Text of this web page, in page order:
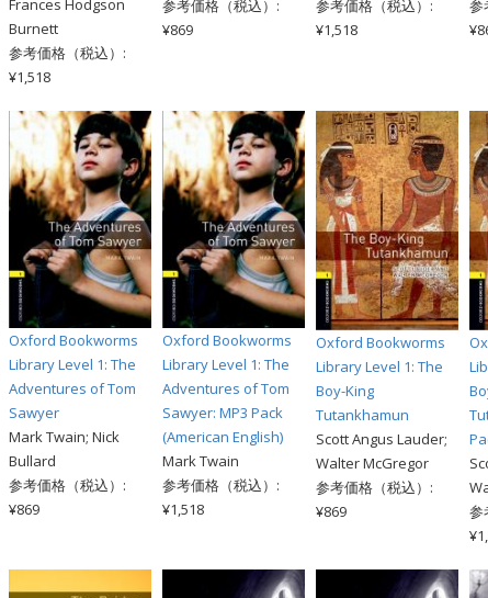
Frances Hodgson
Burnett
参考価格（税込）:
¥1,518
参考価格（税込）:
¥869
参考価格（税込）:
¥1,518
参
Oxford Bookworms
Library Level 1: The
Adventures of Tom
Sawyer
Mark Twain; Nick
Bullard
参考価格（税込）:
¥869
Oxford Bookworms
Library Level 1: The
Adventures of Tom
Sawyer: MP3 Pack
(American English)
Mark Twain
参考価格（税込）:
¥1,518
Oxford Bookworms
Library Level 1: The
Boy-King
Tutankhamun
Scott Angus Lauder;
Walter McGregor
参考価格（税込）:
¥869
参